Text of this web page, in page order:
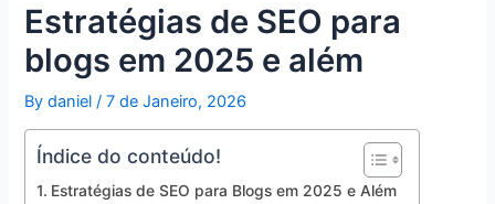
Estratégias de SEO para
blogs em 2025 e além
Bydaniel /7 de Janeiro, 2026
Índice do conteúdo!
Estratégias de SEO para Blogs em 2025 e Além